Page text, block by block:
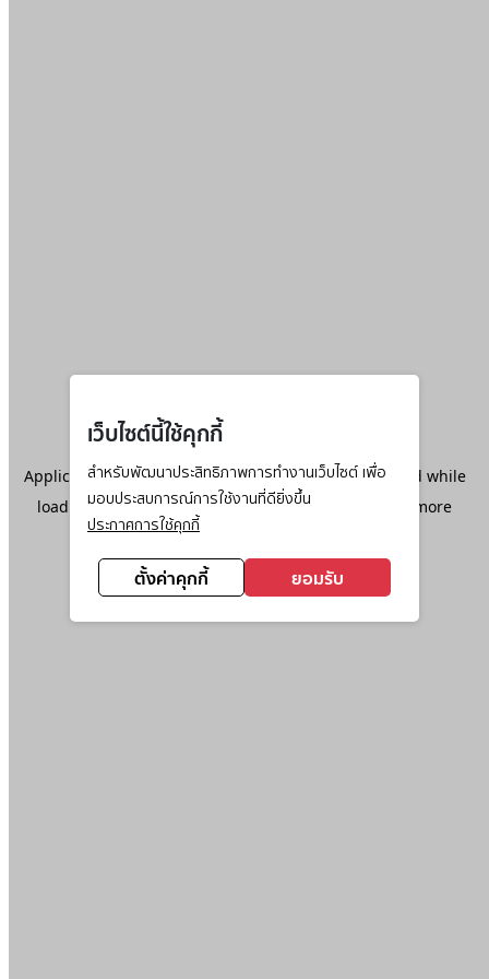
เว็บไซต์นี้ใช้คุกกี้
สำหรับพัฒนาประสิทธิภาพการทำงานเว็บไซต์ เพื่อ
มอบประสบการณ์การใช้งานที่ดียิ่งขึ้น
ประกาศการใช้คุกกี้
ตั้งค่าคุกกี้ ยอมรับ
Application error: aclient-side exception has occurred while
loadingwww.ktc.co.th(see the browser console
for more
information).